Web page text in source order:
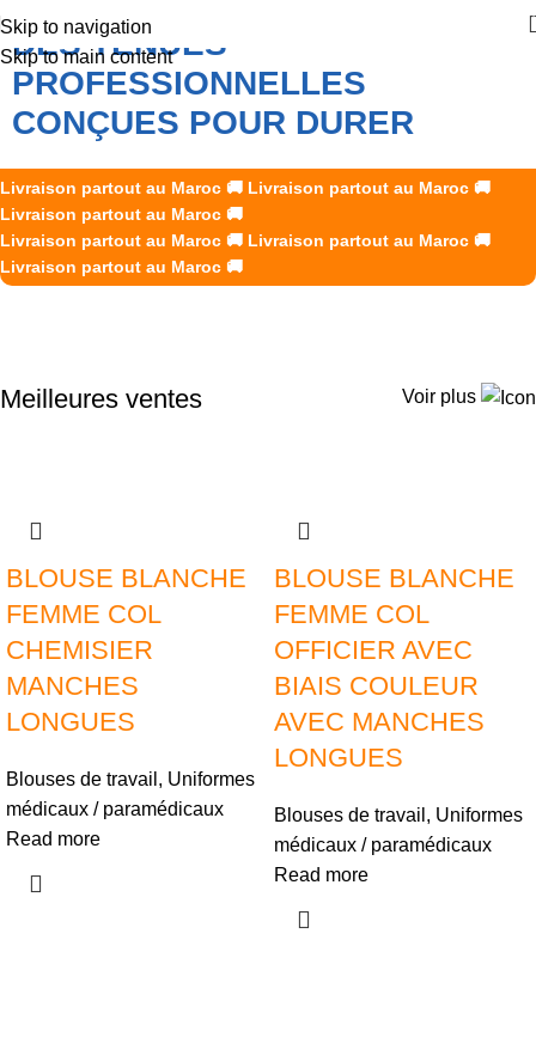
Skip to navigation
Skip to main content
DES TENUES
PROFESSIONNELLES
CONÇUES POUR DURER
K2R Creations accompagne les professionnels marocains
avec des vêtements de travail et des EPI fiables, durables et
adaptés aux exigences de chaque métier.
Découvrir nos produits
Livraison partout au Maroc 🚚 Livraison partout au Maroc 🚚
Livraison partout au Maroc 🚚
Livraison partout au Maroc 🚚 Livraison partout au Maroc 🚚
Livraison partout au Maroc 🚚
Meilleures ventes Voir plus
BLOUSE BLANCHE
FEMME COL
CHEMISIER
MANCHES
LONGUES
Blouses de travail , Uniformes
médicaux / paramédicaux
Read more
BLOUSE BLANCHE
FEMME COL
OFFICIER AVEC
BIAIS COULEUR
AVEC MANCHES
LONGUES
Blouses de travail , Uniformes
médicaux / paramédicaux
Read more